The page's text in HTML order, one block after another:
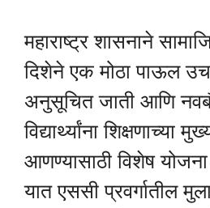
महाराष्ट्र शासनाने
दिशेने एक मोठा पाऊल
अनुसूचित जाती आणि
विद्यार्थ्यांना शिक्षणाच्या
आणण्यासाठी विशेष
यात एससी प्रवर्गातील